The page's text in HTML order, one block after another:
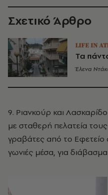
Σχετικό Άρθρο
LIFE IN
Τα
Έλενα
9. Ριανκούρ και
με σταθερή πελατεία τους
γραβάτες από το Εφετείο
γωνιές μέσα, για